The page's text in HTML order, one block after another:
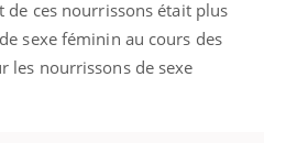
de ces nourrissons était plus
sexe féminin au cours des
les nourrissons de sexe